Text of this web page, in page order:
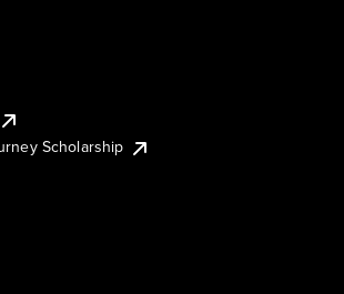
Scholarship